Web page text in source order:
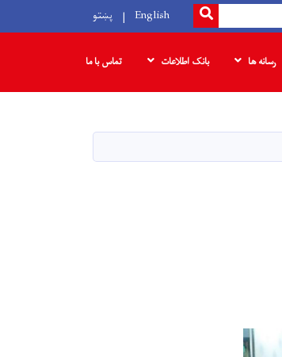
SEARCH
English پښتو
رسانه ها بانک‌ اطلاعات تماس با ما